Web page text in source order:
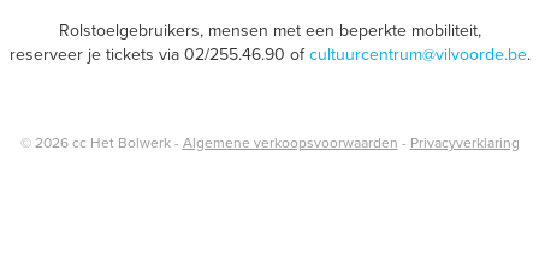
Rolstoelgebruikers, mensen met een beperkte mobiliteit,
reserveer je tickets via 02/255.46.90 ofcultuurcentrum@vilvoorde.be.
© 2026 cc Het Bolwerk - Algemene verkoopsvoorwaarden - Privacyverklaring